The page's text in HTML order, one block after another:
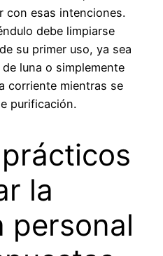
con esas intenciones.
debe limpiarse
su primer uso, ya sea
luna o simplemente
corriente mientras se
purificación.
la
personal